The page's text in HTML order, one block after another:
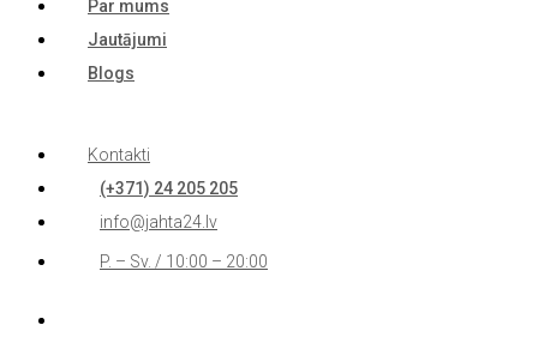
Par mums
Jautājumi
Blogs
Kontakti
(+371) 24 205 205
info@jahta24.lv
P. – Sv. / 10:00 – 20:00